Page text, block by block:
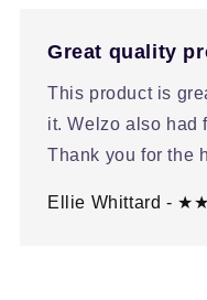
Great quality
This product is
it. Welzo also had
Thank you for the
Ellie Whittard -